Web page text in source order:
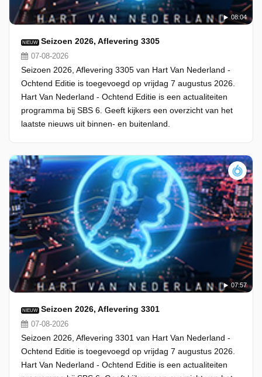
08:04
NIEUW Seizoen 2026, Aflevering 3305
07-08-2026
Seizoen 2026, Aflevering 3305 van Hart Van Nederland -
Ochtend Editie is toegevoegd op vrijdag 7 augustus 2026.
Hart Van Nederland - Ochtend Editie is een actualiteiten
programma bij SBS 6. Geeft kijkers een overzicht van het
laatste nieuws uit binnen- en buitenland.
07:57
NIEUW Seizoen 2026, Aflevering 3301
07-08-2026
Seizoen 2026, Aflevering 3301 van Hart Van Nederland -
Ochtend Editie is toegevoegd op vrijdag 7 augustus 2026.
Hart Van Nederland - Ochtend Editie is een actualiteiten